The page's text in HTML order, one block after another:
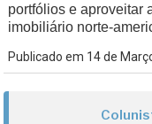
portfólios e aproveitar
imobiliário norte-
Publicado em 14 de